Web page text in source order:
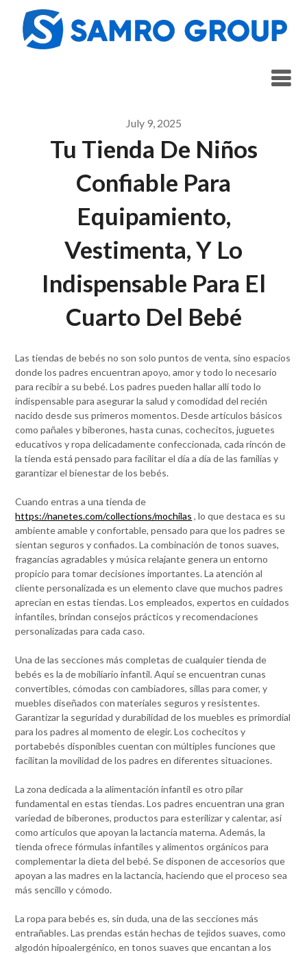
content
July 9, 2025
Tu Tienda De Niños
Confiable Para
Equipamiento,
Vestimenta, Y Lo
Indispensable Para El
Cuarto Del Bebé
Las tiendas de bebés no son solo puntos de venta, sino espacios
donde los padres encuentran apoyo, amor y todo lo necesario
para recibir a su bebé. Los padres pueden hallar allí todo lo
indispensable para asegurar la salud y comodidad del recién
nacido desde sus primeros momentos. Desde artículos básicos
como pañales y biberones, hasta cunas, cochecitos, juguetes
educativos y ropa delicadamente confeccionada, cada rincón de
la tienda está pensado para facilitar el día a día de las familias y
garantizar el bienestar de los bebés.
Cuando entras a una tienda de
https://nanetes.com/collections/mochilas , lo que destaca es su
ambiente amable y confortable, pensado para que los padres se
sientan seguros y confiados. La combinación de tonos suaves,
fragancias agradables y música relajante genera un entorno
propicio para tomar decisiones importantes. La atención al
cliente personalizada es un elemento clave que muchos padres
aprecian en estas tiendas. Los empleados, expertos en cuidados
infantiles, brindan consejos prácticos y recomendaciones
personalizadas para cada caso.
Una de las secciones más completas de cualquier tienda de
bebés es la de mobiliario infantil. Aquí se encuentran cunas
convertibles, cómodas con cambiadores, sillas para comer, y
muebles diseñados con materiales seguros y resistentes.
Garantizar la seguridad y durabilidad de los muebles es primordial
para los padres al momento de elegir. Los cochecitos y
portabebés disponibles cuentan con múltiples funciones que
facilitan la movilidad de los padres en diferentes situaciones.
La zona dedicada a la alimentación infantil es otro pilar
fundamental en estas tiendas. Los padres encuentran una gran
variedad de biberones, productos para esterilizar y calentar, así
como artículos que apoyan la lactancia materna. Además, la
tienda ofrece fórmulas infantiles y alimentos orgánicos para
complementar la dieta del bebé. Se disponen de accesorios que
apoyan a las madres en la lactancia, haciendo que el proceso sea
más sencillo y cómodo.
La ropa para bebés es, sin duda, una de las secciones más
entrañables. Las prendas están hechas de tejidos suaves, como
algodón hipoalergénico, en tonos suaves que encantan a los